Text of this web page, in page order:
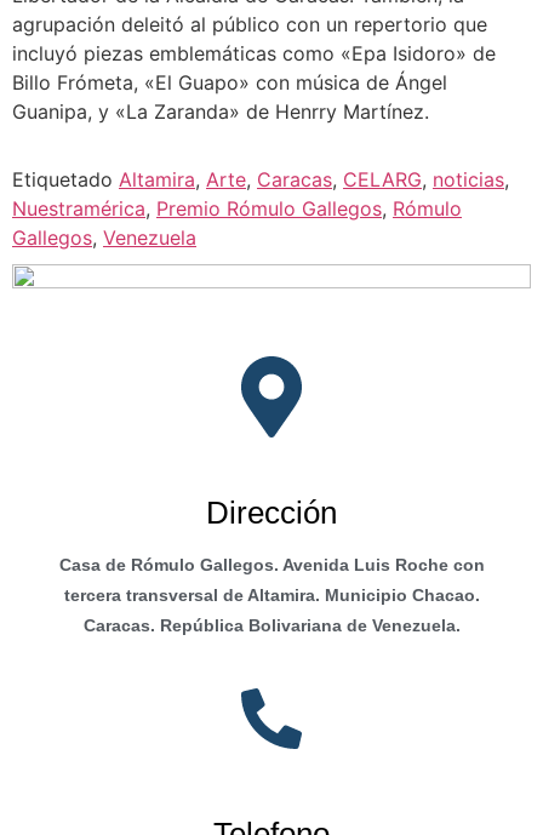
agrupación deleitó al público con un repertorio que
incluyó piezas emblemáticas como «Epa Isidoro» de
Billo Frómeta, «El Guapo» con música de Ángel
Guanipa, y «La Zaranda» de Henrry Martínez.
Etiquetado Altamira, Arte, Caracas, CELARG, noticias,
Nuestramérica, Premio Rómulo Gallegos, Rómulo
Gallegos, Venezuela
Dirección
Casa de Rómulo Gallegos. Avenida Luis Roche con
tercera transversal de Altamira. Municipio Chacao.
Caracas. República Bolivariana de Venezuela.